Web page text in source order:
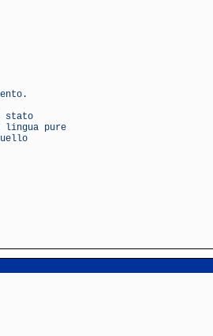
stato
pure